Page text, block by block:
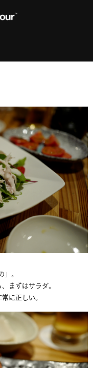
。
まずはサラダ。
に正しい。